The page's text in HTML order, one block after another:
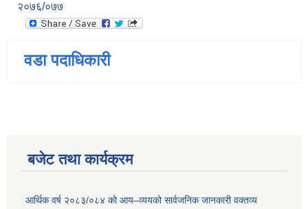
२०७६/०७७
वडा पदाधिकारी
बजेट तथा कार्यक्रम
आर्थिक वर्ष २०८३/०८४ को आय–व्ययको सार्वजनिक जानकारी वक्तव्य